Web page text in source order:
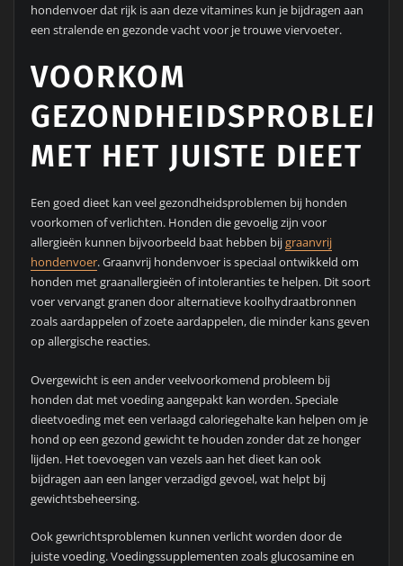
hondenvoer dat rijk is aan deze vitamines kun je bijdragen aan
een stralende en gezonde vacht voor je trouwe viervoeter.
VOORKOM
MET HET JUISTE DIEET
Een goed dieet kan veel gezondheidsproblemen bij honden
voorkomen of verlichten. Honden die gevoelig zijn voor
allergieën kunnen bijvoorbeeld baat hebben bijgraanvrij
hondenvoer. Graanvrij hondenvoer is speciaal ontwikkeld om
honden met graanallergieën of intoleranties te helpen. Dit soort
voer vervangt granen door alternatieve koolhydraatbronnen
zoals aardappelen of zoete aardappelen, die minder kans geven
op allergische reacties.
Overgewicht is een ander veelvoorkomend probleem bij
honden dat met voeding aangepakt kan worden. Speciale
dieetvoeding met een verlaagd caloriegehalte kan helpen om je
hond op een gezond gewicht te houden zonder dat ze honger
lijden. Het toevoegen van vezels aan het dieet kan ook
bijdragen aan een langer verzadigd gevoel, wat helpt bij
gewichtsbeheersing.
Ook gewrichtsproblemen kunnen verlicht worden door de
juiste voeding. Voedingssupplementen zoals glucosamine en